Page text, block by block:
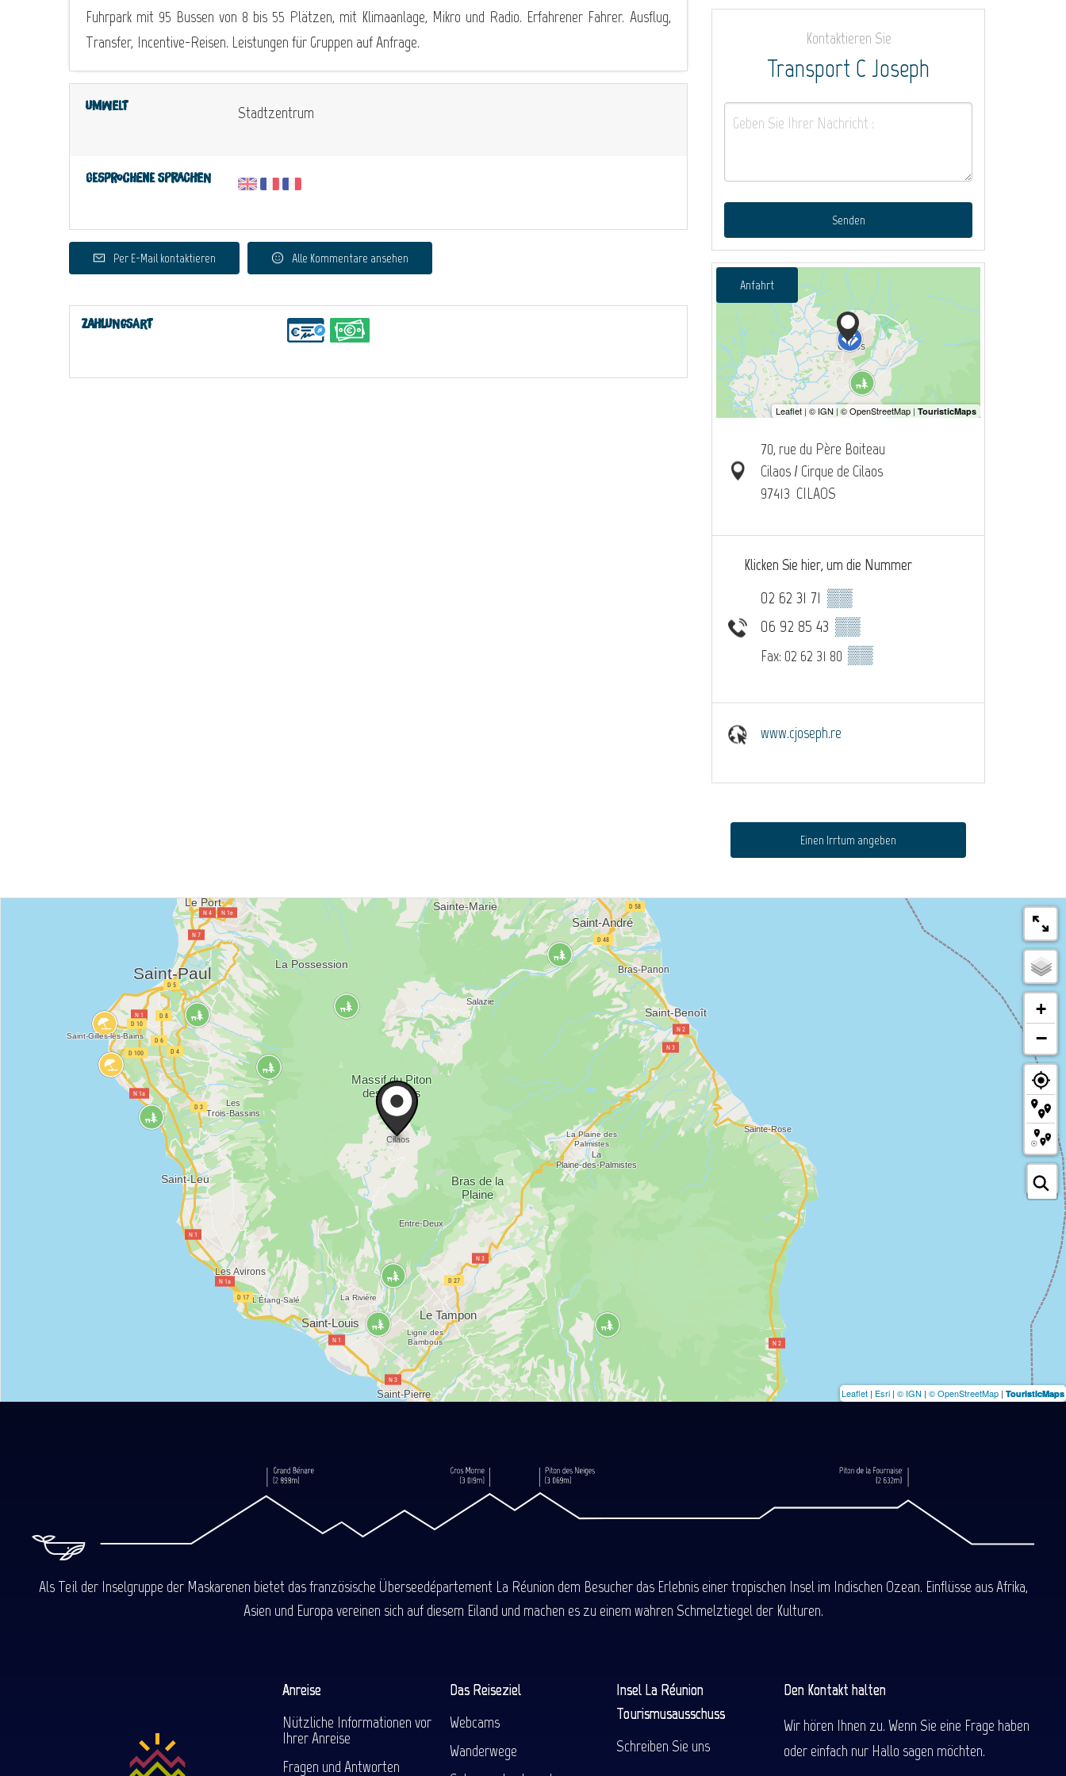
Fuhrpark mit 95 Bussen von 8 bis 55 Plätzen, mit Klimaanlage, Mikro und Radio. Erfahrener Fahrer. Ausflug,
Transfer, Incentive-Reisen. Leistungen für Gruppen auf Anfrage.
Umwelt Stadtzentrum
Gesprochene Sprachen
Per E-Mail kontaktieren Alle Kommentare ansehen
Zahlungsart
Kontaktieren Sie
Transport C Joseph
Senden
Anfahrt
70, rue du Père Boiteau
Cilaos / Cirque de Cilaos
97413 CILAOS
Klicken Sie hier, um die Nummer
02 62 31 71 ▒▒
06 92 85 43 ▒▒
Fax: 02 62 31 80 ▒▒
www.cjoseph.re
Einen Irrtum angeben
+
−
Leaflet | Esri | © IGN | © OpenStreetMap | TouristicMaps
Als Teil der Inselgruppe der Maskarenen bietet das französische Überseedépartement La Réunion dem Besucher das Erlebnis einer tropischen Insel im Indischen Ozean. Einflüsse aus Afrika,
Asien und Europa vereinen sich auf diesem Eiland und machen es zu einem wahren Schmelztiegel der Kulturen.
Anreise
Nützliche Informationen vor
Ihrer Anreise
Fragen und Antworten
Das Reiseziel
Webcams
Wanderwege
Insel La Réunion
Tourismusausschuss
Schreiben Sie uns
Den Kontakt halten
Wir hören Ihnen zu. Wenn Sie eine Frage haben
oder einfach nur Hallo sagen möchten.